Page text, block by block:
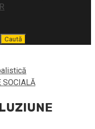
SOCIALĂ